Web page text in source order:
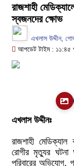
রাজশাহী
স্বজনদের ক্ষোভ
এখলাস উদ্দীন,
আপডেট টাইম : ১১:৪৫
এখলাস উদ্দীনঃ
রাজশাহী
রোগীর মৃত্যুর ঘটনা
পরিবারের অভিযোগ,